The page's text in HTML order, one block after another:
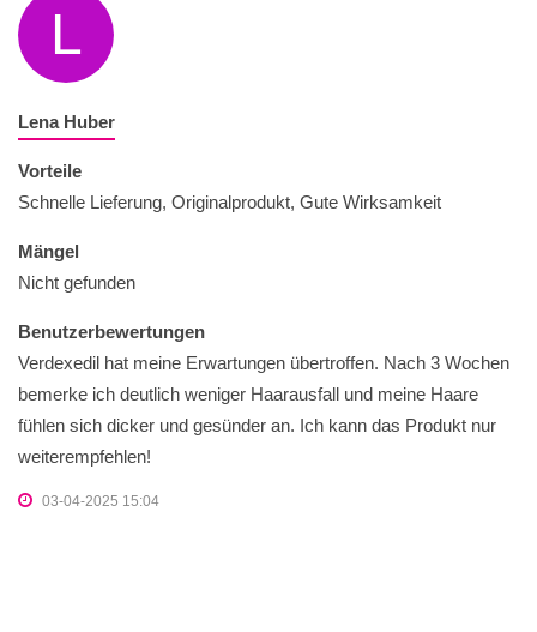
L
Lena Huber
Vorteile
Schnelle Lieferung, Originalprodukt, Gute Wirksamkeit
Mängel
Nicht gefunden
Benutzerbewertungen
Verdexedil hat meine Erwartungen übertroffen. Nach 3 Wochen
bemerke ich deutlich weniger Haarausfall und meine Haare
fühlen sich dicker und gesünder an. Ich kann das Produkt nur
weiterempfehlen!
03-04-2025 15:04